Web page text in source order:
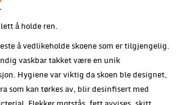
å holde ren.
å vedlikeholde skoene som er tilgjengelig.
vaskbar takket være en unik
Hygiene var viktig da skoen ble designet,
som kan tørkes av, blir desinfisert med